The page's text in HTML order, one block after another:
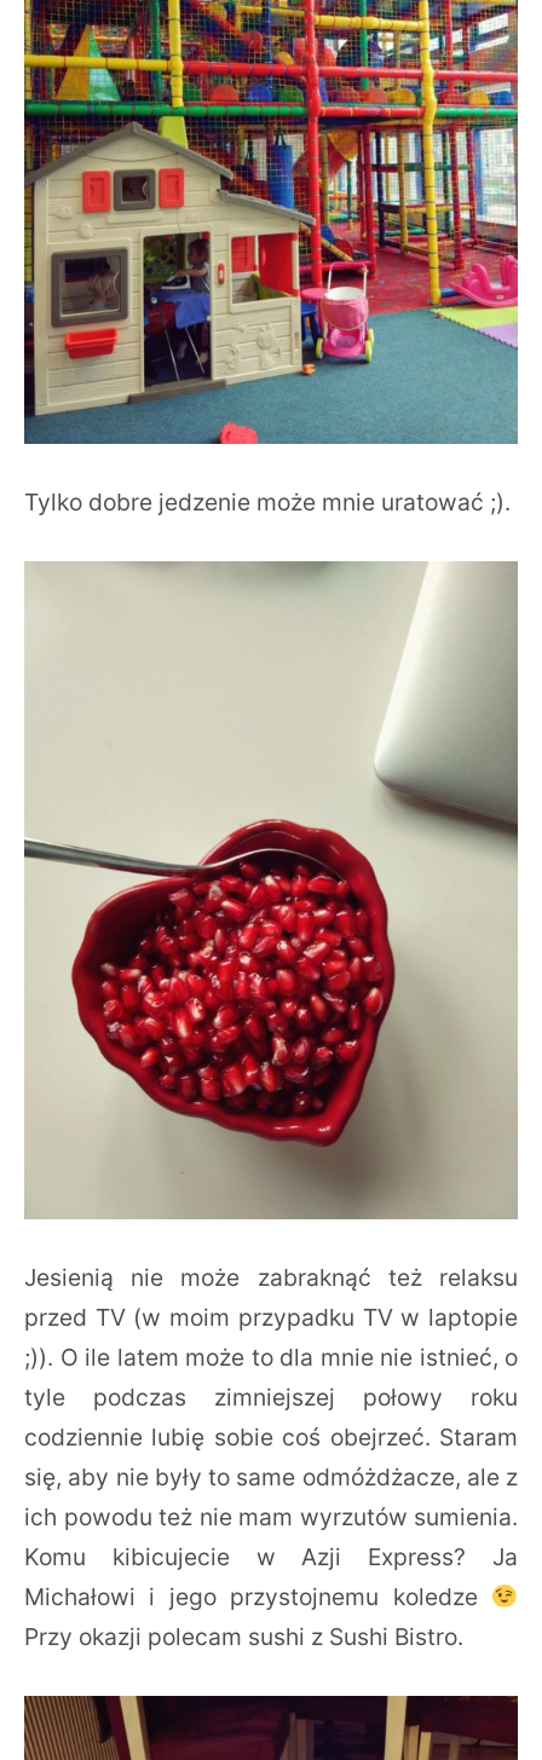
Tylko dobre jedzenie może mnie uratować ;).
Jesienią nie może zabraknąć też relaksu
przed TV (w moim przypadku TV w laptopie
;)). O ile latem może to dla mnie nie istnieć, o
tyle podczas zimniejszej połowy roku
codziennie lubię sobie coś obejrzeć. Staram
się, aby nie były to same odmóżdżacze, ale z
ich powodu też nie mam wyrzutów sumienia.
Komu kibicujecie w Azji Express? Ja
Michałowi i jego przystojnemu koledze
Przy okazji polecam sushi z Sushi Bistro.